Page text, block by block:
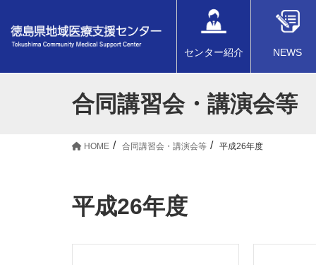
センター紹介 NEWS
合同講習会・講演会等
HOME 合同講習会・講演会等 平成26年度
平成26年度